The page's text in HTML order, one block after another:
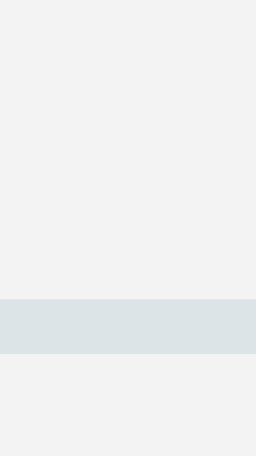
hat den Kohleausstieg schon
- hier im Hintergrund - war